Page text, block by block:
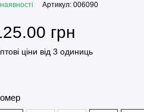
Артикул: 006090
грн
ціни від 3 одиниць